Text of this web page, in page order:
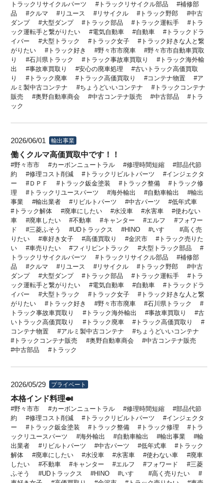
トラックリサイクルパーツ
トラックリサイクル部品
補修部
品
クルマ リユース リサイクル トラック野郎
中古
ダンプ
大型ダンプ トラック部品 トラック運転手
トラ
ック運転手と繋がりたい
電気自動車 自動車
トラックドラ
イバー
大型トラック トラック女子
トラック好きな人と繋
がりたい
トラック好き 野々市市廃車
野々市市自動車買取
り
石川県トラック トラック事故車買取り
トラック海外輸
出
事故車買取り 安心の廃車処理
古いトラック高価買取
り
トラック廃車 トラック高価買取り コンテナ物置
ア
ルミ製中古コンテナ
ちょうどいいコンテナ
トラックコンテナ
販売
奥野自動車商会 中古コンテナ販売 中古部品
トラ
ック
2026/06/01 輸出事業
働くクルマ高価買取中です！！
野々市市 カーボンニュートラル 修理時間短縮
部品代節
約
修理コスト削減 トラックリビルトパーツ
インジェクタ
ー
ＤＰＦ トラック鈑金塗装 トラック整備
トラック修
理
トラックリユースパーツ 海外輸出 自動車輸出
輸出
事業
輸出業者 リビルトパーツ 中古パーツ
低年式車
トラック解体
廃車にしたい 水没車 水害車
使わない
車
廃車したい 不動車 キャンター エルフ
フォワー
ド
三菱ふそう UDトラックス HINO いすゞ
高く売
りたい
車好き女子 高価買取り 金沢市
トラック売りた
い
車売りたい フィリピントラック
大型トラック部品
トラックリサイクルパーツ
トラックリサイクル部品
補修部
品
クルマ リユース リサイクル トラック野郎
中古
ダンプ
大型ダンプ トラック部品 トラック運転手
トラ
ック運転手と繋がりたい
電気自動車 自動車
トラックドラ
イバー
大型トラック トラック女子
トラック好きな人と繋
がりたい
トラック好き 野々市市廃車
石川県トラック
トラック事故車買取り
トラック海外輸出 事故車買取り
古
いトラック高価買取り
トラック廃車
トラック高価買取り
コンテナ物置
アルミ製中古コンテナ
ちょうどいいコンテナ
トラックコンテナ販売
奥野自動車商会
中古コンテナ販売
中古部品
トラック
2026/05/29 プライベート
本格インド料理🍛
野々市市 カーボンニュートラル 修理時間短縮
部品代節
約
修理コスト削減 トラックリビルトパーツ
インジェクタ
ー
トラック鈑金塗装 トラック整備 トラック修理
トラ
ックリユースパーツ
海外輸出 自動車輸出 輸出事業
輸
出業者
リビルトパーツ 中古パーツ 低年式車
トラック
解体
廃車にしたい 水没車 水害車 使わない車
廃車
したい
不動車 キャンター エルフ フォワード
三菱
ふそう
UDトラックス HINO いすゞ
高く売りたい